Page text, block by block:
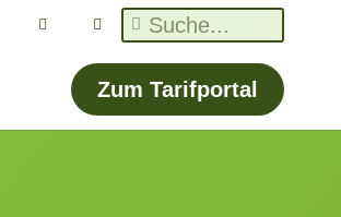
Zum Tarifportal